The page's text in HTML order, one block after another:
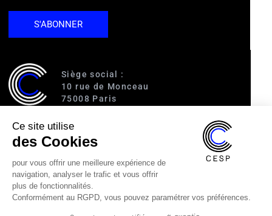
S'ABONNER
Siège social :
10 rue de Monceau
75008 Paris
Accès :
RER A (Charles de Gaulle-Étoile)
Ligne 1 (George V)
Ligne 2 (Courcelles)
Ligne 9 (Saint-Philippe du Roule)
01 40 89 63 60
Ce site utilise
des Cookies
pour vous offrir une meilleure expérience de
navigation, analyser le trafic et vous offrir
plus de fonctionnalités.
Conformément au RGPD, vous pouvez paramétrer vos préférences.